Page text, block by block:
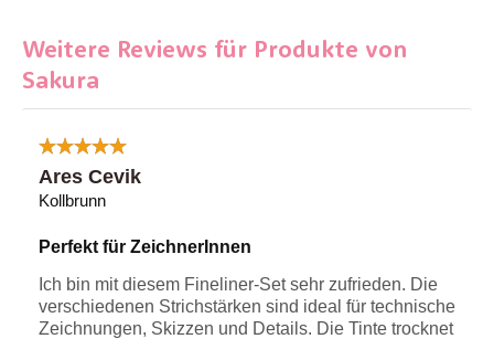
Weitere Reviews für Produkte von
Sakura
Ares Cevik
Kollbrunn
Perfekt für ZeichnerInnen
Ich bin mit diesem Fineliner-Set sehr zufrieden. Die
verschiedenen Strichstärken sind ideal für technische
Zeichnungen, Skizzen und Details. Die Tinte trocknet